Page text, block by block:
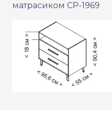
матрасиком CP-1969